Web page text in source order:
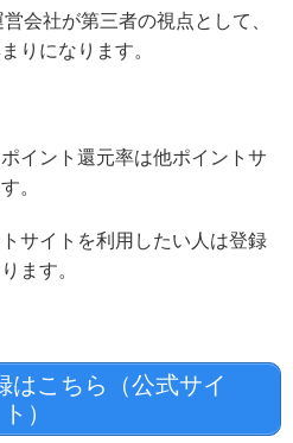
会社が第三者の視点として、
りになります。
イント還元率は他ポイントサ
。
サイトを利用したい人は登録
ます。
はこちら（公式サイ
ト）